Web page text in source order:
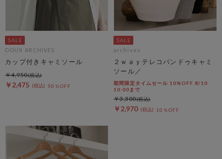
DOUX ARCHIVES
カップ付きキャミソール
￥2,475 50％OFF
￥4,950
archives
２ｗａｙテレコバンドゥキャミ
ソール／
期間限定タイムセール 10%OFF 8/10
10:00まで
￥2,970 10％OFF
￥3,300